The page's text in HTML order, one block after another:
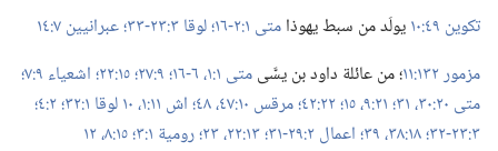
تكوين ٤٩:‏١٠
يولَد من سبط يهوذامتى ١:‏٢-‏١٦؛‏ لوقا ٣:‏٢٣-‏٣٣؛‏
عبرانيين ٧:‏١٤
مزمور ١٣٢:‏١١
‏؛‏ من عائلة داود بن يسَّىمتى ١:‏١،‏
اشعياء ٩:‏٧؛‏
متى ٢٠:‏٣٠،‏ ٣١؛‏
مرقس ١٠:‏​٤٧،‏ ٤٨؛‏ اش ١١:‏١،‏ لوقا ١:‏٣٢؛‏
٣:‏٢٣-‏٣٢؛‏
اعمال ٢:‏٢٩-‏٣١؛‏ رومية ١:‏٣؛‏